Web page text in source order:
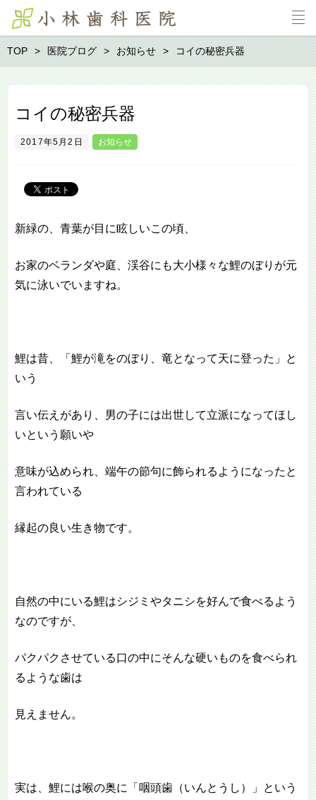
TOP 医院ブログ お知らせ コイの秘密兵器
コイの秘密兵器
2017年5月2日 お知らせ
新緑の、青葉が目に眩しいこの頃、
お家のベランダや庭、渓谷にも大小様々な鯉のぼりが元
気に泳いでいますね。
鯉は昔、「鯉が滝をのぼり、竜となって天に登った」と
いう
言い伝えがあり、男の子には出世して立派になってほし
いという願いや
意味が込められ、端午の節句に飾られるようになったと
言われている
縁起の良い生き物です。
自然の中にいる鯉はシジミやタニシを好んで食べるよう
なのですが、
パクパクさせている口の中にそんな硬いものを食べられ
るような歯は
見えません。
実は、鯉には喉の奥に「咽頭歯（いんとうし）」という